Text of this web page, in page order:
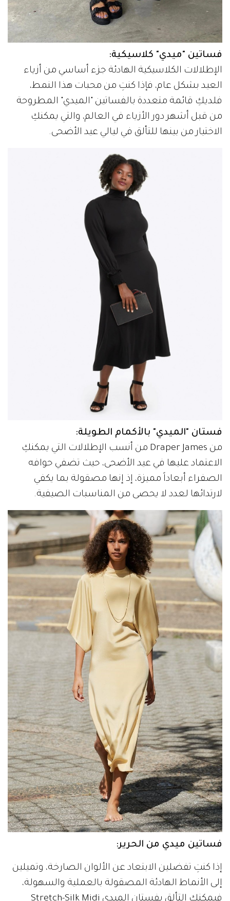
فستان "الميدي" بالأكمام الطويلة:
من Draper James من أنسب الإطلالات التي يمكنكِ
الاعتماد عليها في عيد الأضحى، حيث تضفي حوافه
الصفراء أبعاداً مميزة، إذ إنها مصقولة بما يكفي
لارتدائها لعدد لا يحصى من المناسبات الصيفية.
فساتين ميدي من الحرير:
إذا كنتِ تفضلين الابتعاد عن الألوان الصارخة، وتميلين
إلى الأنماط الهادئة المصقولة بالعملية والسهولة،
فيمكنكِ التألق بفستان الميدي Stretch-Silk Midi
Dress، من Rodarte and Co، للحصول على إطلالة
مثالية ومريحة وعصرية لدعوة غداء في أيام عيد
الأضحى المبارك.
إطلالات أزياء أناقة عيد الأضحى
إقرأ أيضاً